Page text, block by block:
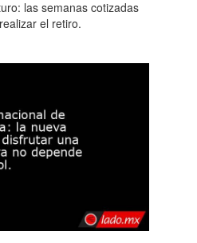
las semanas cotizadas
el retiro.